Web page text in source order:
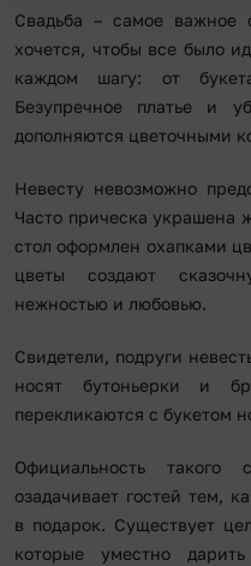
Свадьба – самое важное
хочется, чтобы все было
каждом шагу: от
Безупречное платье и
дополняются цветочными
Невесту невозможно
Часто прическа украшена
стол оформлен охапками
цветы создают
нежностью и любовью.
Свидетели, подруги
носят бутоньерки и
перекликаются с букетом
Официальность такого
озадачивает гостей тем,
в подарок. Существует
которые уместно